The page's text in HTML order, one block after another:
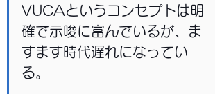
VUCAというコンセプトは明
確で示唆に富んでいるが、ま
すます時代遅れになってい
る。